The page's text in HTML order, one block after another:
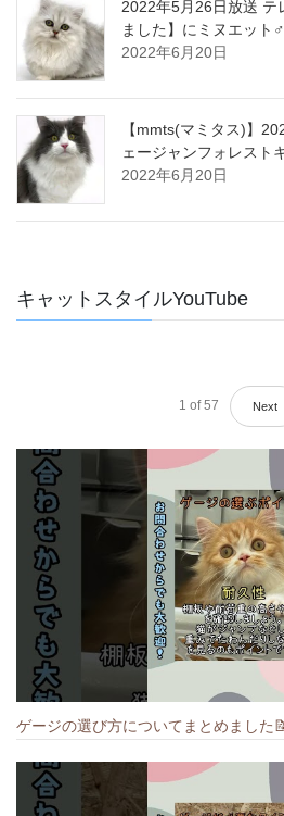
2022年5月26日放送 テ
ました】にミヌエット
2022年6月20日
【mmts(マミタス)】
ェージャンフォレスト
2022年6月20日
キャットスタイルYouTube
1 of 57 Next